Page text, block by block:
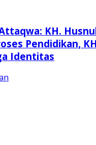
KH.
Pendidikan,
Identitas